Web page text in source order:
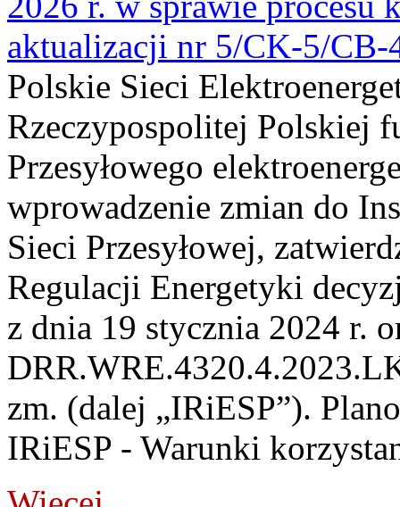
aktualizacji nr 5/CK-5/CB-
Polskie Sieci
Rzeczypospolitej Polskiej
Przesyłowego
wprowadzenie zmian do
Sieci Przesyłowej,
Regulacji Energetyki
z dnia 19 stycznia 2024 r.
zm. (dalej „IRiESP”).
IRiESP - Warunki